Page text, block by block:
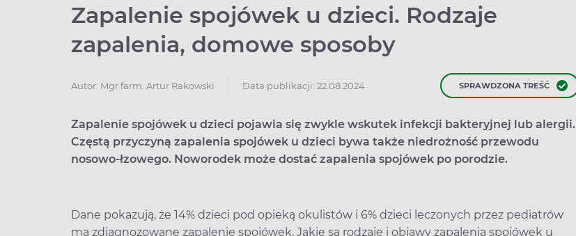
Zapalenie spojówek u dzieci. Rodzaje
zapalenia, domowe sposoby
Autor: Mgr farm. Artur Rakowski Data publikacji: 22.08.2024 SPRAWDZONA TREŚĆ
Zapalenie spojówek u dzieci pojawia się zwykle wskutek infekcji bakteryjnej lub alergii.
Częstą przyczyną zapalenia spojówek u dzieci bywa także niedrożność przewodu
nosowo-łzowego. Noworodek może dostać zapalenia spojówek po porodzie.
Dane pokazują, że 14% dzieci pod opieką okulistów i 6% dzieci leczonych przez pediatrów
ma zdiagnozowane zapalenie spojówek. Jakie są rodzaje i objawy zapalenia spojówek u